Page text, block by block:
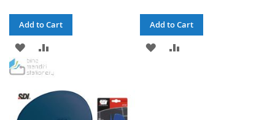
Add to Cart
ADD
TO
LIST
COMPARE
Add to Cart
ADD